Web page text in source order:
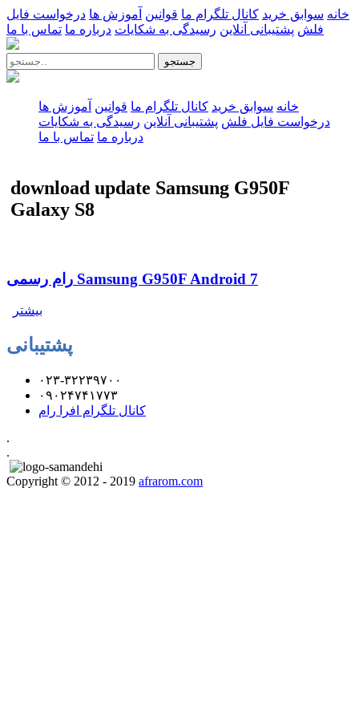
خانه سوابق خرید کانال تلگرام ما قوانین آموزش ها درخواست فایل
فلش پشتیبانی آنلاین رسیدگی به شکایات درباره ما تماس با ما
جستجو
خانه سوابق خرید کانال تلگرام ما قوانین آموزش ها
درخواست فایل فلش پشتیبانی آنلاین رسیدگی به شکایات
درباره ما تماس با ما
download update Samsung G950F
Galaxy S8
رام رسمی Samsung G950F Android 7
بیشتر
پشتیبانی
۰۲۳-۳۲۲۳۹۷۰۰
۰۹۰۲۴۷۴۱۷۷۳
کانال تلگرام افرا رام
.
.
Copyright © 2012 - 2019 afrarom.com